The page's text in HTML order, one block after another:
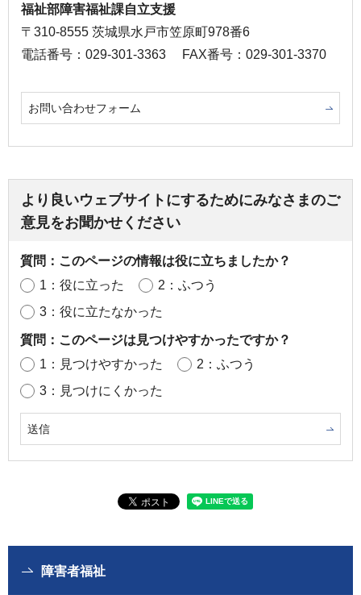
福祉部障害福祉課自立支援
〒310-8555 茨城県水戸市笠原町978番6
電話番号：029-301-3363
FAX番号：029-301-3370
お問い合わせフォーム
より良いウェブサイトにするためにみなさまのご
意見をお聞かせください
質問：このページの情報は役に立ちましたか？
1：役に立った
2：ふつう
3：役に立たなかった
質問：このページは見つけやすかったですか？
1：見つけやすかった
2：ふつう
3：見つけにくかった
障害者福祉